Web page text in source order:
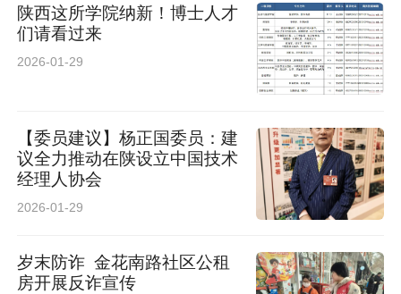
陕西这所学院纳新！博士人才
们请看过来
2026-01-29
【委员建议】杨正国委员：建
议全力推动在陕设立中国技术
经理人协会
2026-01-29
岁末防诈 ‍ 金花南路社区公租
房开展反诈宣传